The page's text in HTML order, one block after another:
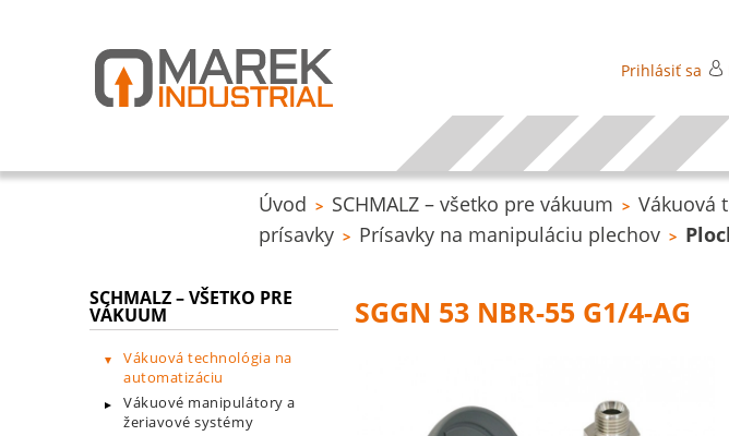
Prihlásiť sa
Úvod > SCHMALZ – všetko pre vákuum > Vákuová
prísavky > Prísavky na manipuláciu plechov >
SCHMALZ – VŠETKO PRE
VÁKUUM
Vákuová technológia na
automatizáciu
Vákuové manipulátory a
žeriavové systémy
SGGN 53 NBR-55 G1/4-AG